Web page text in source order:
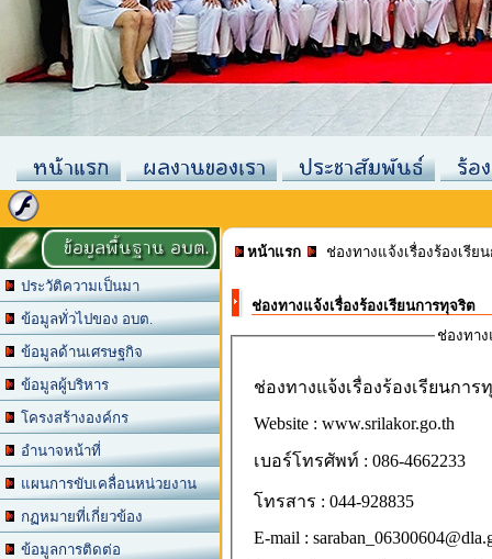
หน้าแรก ผลงานของเรา ประชาสัมพันธ์ ร้อ
ข้อมูลพื้นฐาน อบต.
ประวัติความเป็นมา
ข้อมูลทั่วไปของ อบต.
ข้อมูลด้านเศรษฐกิจ
ข้อมูลผู้บริหาร
โครงสร้างองค์กร
อำนาจหน้าที่
แผนการขับเคลื่อนหน่วยงาน
กฏหมายที่เกี่ยวข้อง
ข้อมูลการติดต่อ
หน้าแรก ช่องทางแจ้งเรื่องร้องเรีย
ช่องทางแจ้งเรื่องร้องเรียนการทุจริต
ช่องทาง
ช่องทางแจ้งเรื่องร้องเรียนการ
Website : www.srilakor.go.th
เบอร์โทรศัพท์ : 086-4662233
โทรสาร : 044-928835
E-mail :